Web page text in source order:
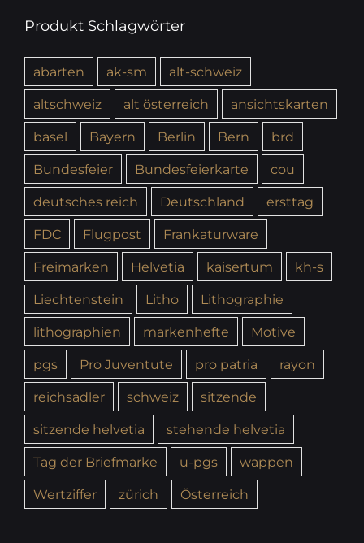
Produkt Schlagwörter
abarten ak-sm
alt-schweiz
altschweiz
alt österreich
ansichtskarten
basel
Bayern Berlin Bern
brd
Bundesfeier
Bundesfeierkarte
cou
deutsches reich
Deutschland
ersttag
FDC
Flugpost
Frankaturware
Freimarken
Helvetia kaisertum
kh-s
Liechtenstein
Litho
Lithographie
lithographien
markenhefte
Motive
pgs
Pro Juventute pro patria
rayon
reichsadler
schweiz
sitzende
sitzende helvetia
stehende helvetia
Tag der Briefmarke
u-pgs
wappen
Wertziffer
zürich Österreich